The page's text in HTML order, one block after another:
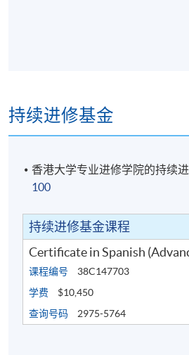
持续进修基金
香港大学专业进修学院的持续
100
持续进修基金课程
Certificate in Spanish
课程编号
38C147703
学费
$10,450
查询号码
2975-5764